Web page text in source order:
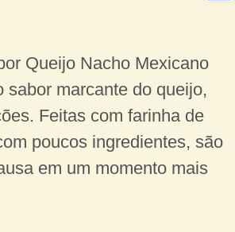
Queijo Nacho Mexicano
sabor marcante do queijo,
Feitas com farinha de
poucos ingredientes, são
em um momento mais